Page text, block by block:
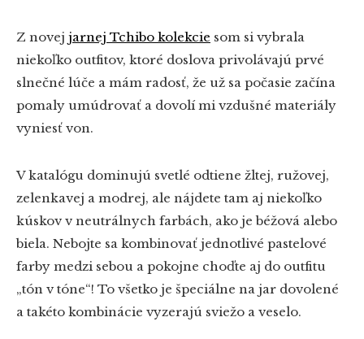
Z novej jarnej Tchibo kolekcie som si vybrala
niekoľko outfitov, ktoré doslova privolávajú prvé
slnečné lúče a mám radosť, že už sa počasie začína
pomaly umúdrovať a dovolí mi vzdušné materiály
vyniesť von.
V katalógu dominujú svetlé odtiene žltej, ružovej,
zelenkavej a modrej, ale nájdete tam aj niekoľko
kúskov v neutrálnych farbách, ako je béžová alebo
biela. Nebojte sa kombinovať jednotlivé pastelové
farby medzi sebou a pokojne choďte aj do outfitu
„tón v tóne“! To všetko je špeciálne na jar dovolené
a takéto kombinácie vyzerajú sviežo a veselo.